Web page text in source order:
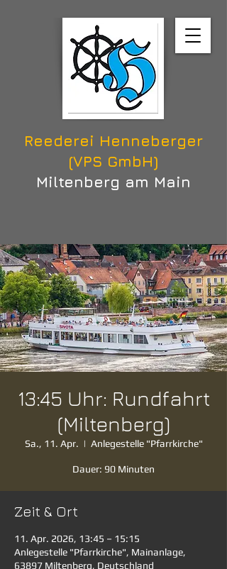
Reederei Henneberger
(VPS GmbH)
Miltenberg am Main
13:45 Uhr: Rundfahrt
(Miltenberg)
Sa., 11. Apr.
  |
Anlegestelle "Pfarrkirche"
Dauer: 90 Minuten
Zeit & Ort
11. Apr. 2026, 13:45 – 15:15
Anlegestelle "Pfarrkirche", Mainanlage,
63897 Miltenberg, Deutschland